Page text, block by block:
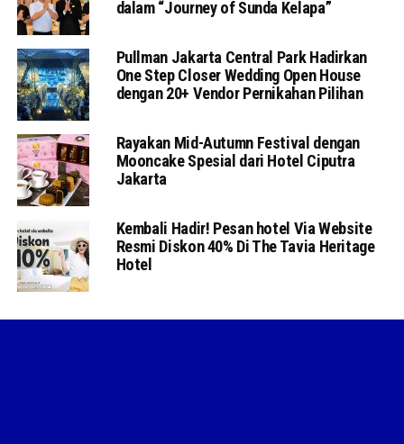
dalam “Journey of Sunda Kelapa”
Pullman Jakarta Central Park Hadirkan
One Step Closer Wedding Open House
dengan 20+ Vendor Pernikahan Pilihan
Rayakan Mid-Autumn Festival dengan
Mooncake Spesial dari Hotel Ciputra
Jakarta
Kembali Hadir! Pesan hotel Via Website
Resmi Diskon 40% Di The Tavia Heritage
Hotel